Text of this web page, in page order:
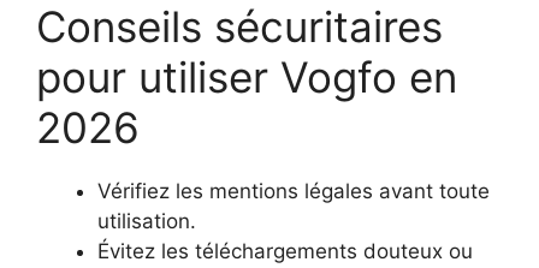
Conseils sécuritaires
pour utiliser Vogfo en
2026
Vérifiez les mentions légales avant toute
utilisation.
Évitez les téléchargements douteux ou